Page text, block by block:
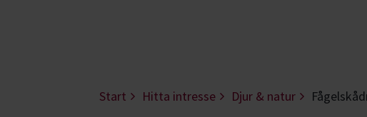
Start Hitta intresse Djur & natur